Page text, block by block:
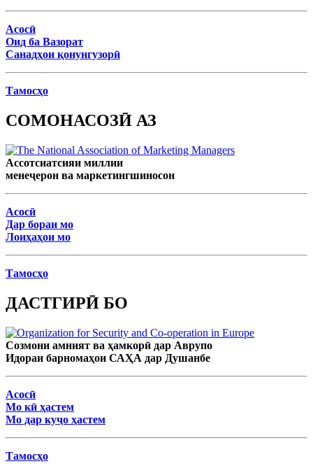
Асосӣ
Оид ба Вазорат
Санадҳои қонунгузорӣ
Тамосҳо
СОМОНАСОЗӢ АЗ
Ассотсиатсияи миллии
менеҷерон ва маркетингшиносон
Асосӣ
Дар бораи мо
Лоиҳаҳои мо
Тамосҳо
ДАСТГИРӢ БО
Созмони амният ва ҳамкорӣ дар Аврупо
Идораи барномаҳои САҲА дар Душанбе
Асосӣ
Мо кӣ ҳастем
Мо дар куҷо ҳастем
Тамосҳо